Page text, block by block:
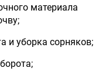
материала
и уборка сорняков;